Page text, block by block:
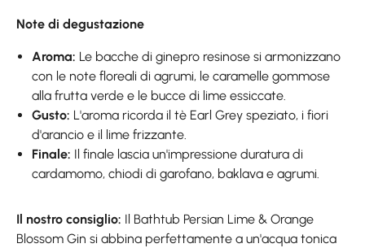
Note di degustazione
Aroma: Le bacche di ginepro resinose si armonizzano
con le note floreali di agrumi, le caramelle gommose
alla frutta verde e le bucce di lime essiccate.
Gusto: L'aroma ricorda il tè Earl Grey speziato, i fiori
d'arancio e il lime frizzante.
Finale: Il finale lascia un'impressione duratura di
cardamomo, chiodi di garofano, baklava e agrumi.
Il nostro consiglio: Il Bathtub Persian Lime & Orange
Blossom Gin si abbina perfettamente a un'acqua tonica